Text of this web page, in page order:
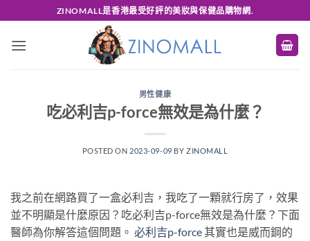
to
content
ZINOMALL是香港最受好評的美妝與保健品購物網.
男性健康
吃必利吉p-force無效是為什麼？
POSTED ON 2023-09-09 BY ZINOMALL
我之前在網路買了一盒必利吉，我吃了一顆就行房了，效果
並不明顯是什麼原因？吃必利吉p-force無效是為什麼？下面
醫師為你解答這個問題。 必利吉p-force其實也是威而鋼的